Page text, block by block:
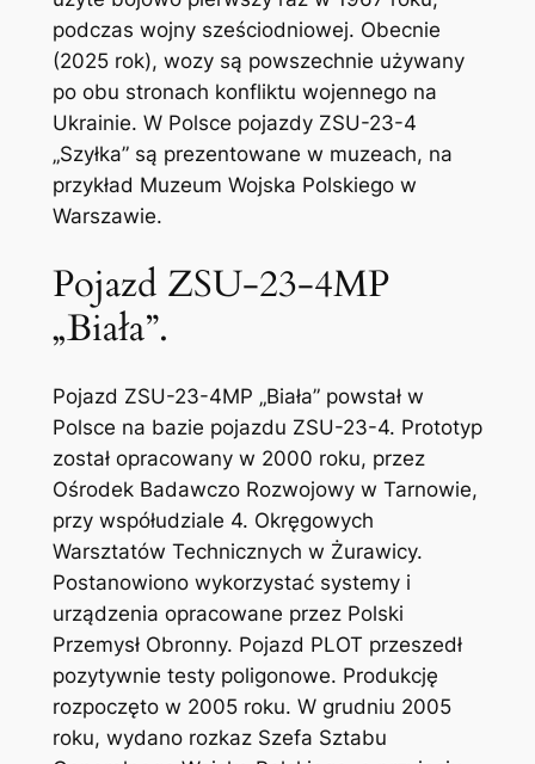
podczas wojny sześciodniowej. Obecnie
(2025 rok), wozy są powszechnie używany
po obu stronach konfliktu wojennego na
Ukrainie. W Polsce pojazdy ZSU-23-4
„Szyłka” są prezentowane w muzeach, na
przykład Muzeum Wojska Polskiego w
Warszawie.
Pojazd ZSU-23-4MP
„Biała”.
Pojazd ZSU-23-4MP „Biała” powstał w
Polsce na bazie pojazdu ZSU-23-4. Prototyp
został opracowany w 2000 roku, przez
Ośrodek Badawczo Rozwojowy w Tarnowie,
przy współudziale 4. Okręgowych
Warsztatów Technicznych w Żurawicy.
Postanowiono wykorzystać systemy i
urządzenia opracowane przez Polski
Przemysł Obronny. Pojazd PLOT przeszedł
pozytywnie testy poligonowe. Produkcję
rozpoczęto w 2005 roku. W grudniu 2005
roku, wydano rozkaz Szefa Sztabu